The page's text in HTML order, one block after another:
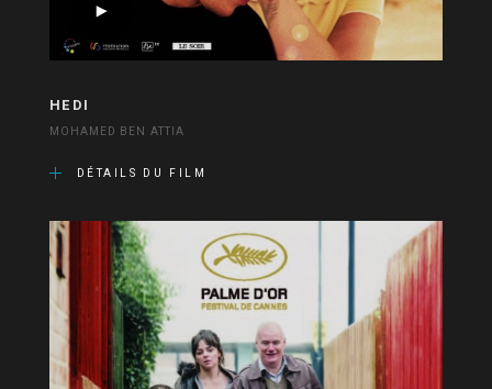
HEDI
MOHAMED BEN ATTIA
DÉTAILS DU FILM